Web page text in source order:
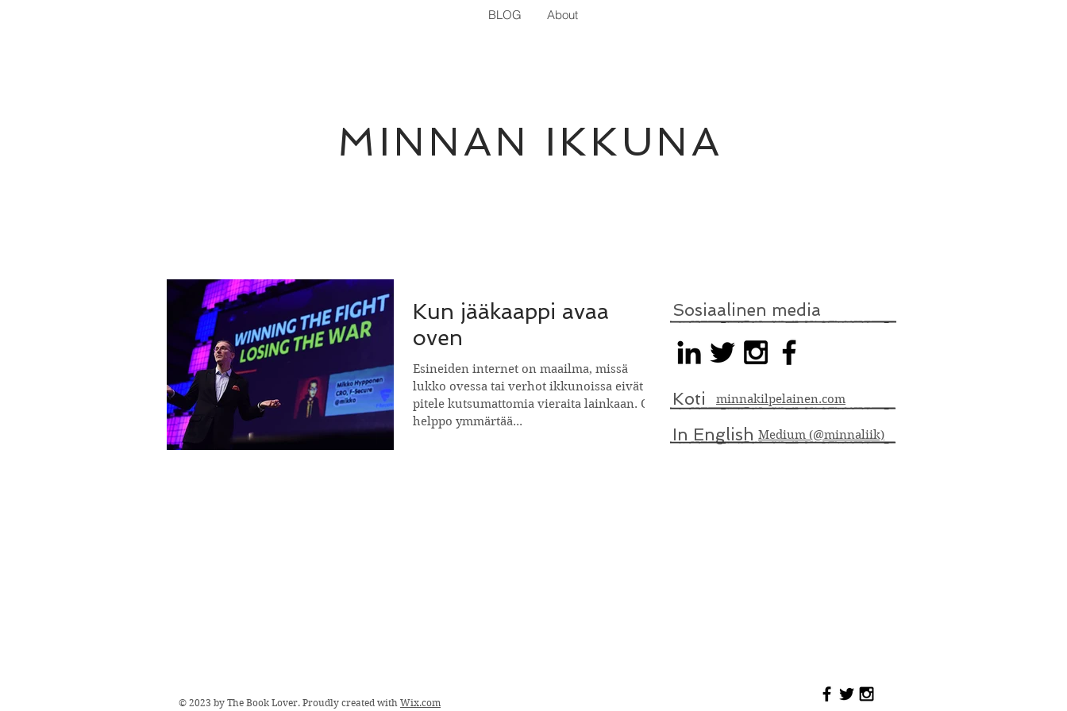
MINNAN IKKUNA
BLOG About
Kun jääkaappi avaa
oven
Esineiden internet on maailma, missä
lukko ovessa tai verhot ikkunoissa eivät
pitele kutsumattomia vieraita lainkaan. On
helppo ymmärtää...
Sosiaalinen media
Koti minnakilpelainen.com
In English Medium (@minnaliik)
© 2023 by The Book Lover. Proudly created with Wix.com